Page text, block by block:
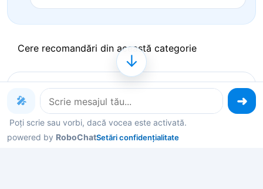
Cere recomandări din această categorie
Produse pe care le poți explora
acum
Deschide un produs ca să vezi detalii, sau spune-
🎤
Poți scrie sau vorbi, dacă vocea este activată.
powered by RoboChatSetări confidențialitate
↓